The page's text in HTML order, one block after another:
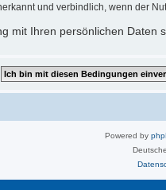
und verbindlich, wenn der
mit Ihren persönlichen Daten
Powered by